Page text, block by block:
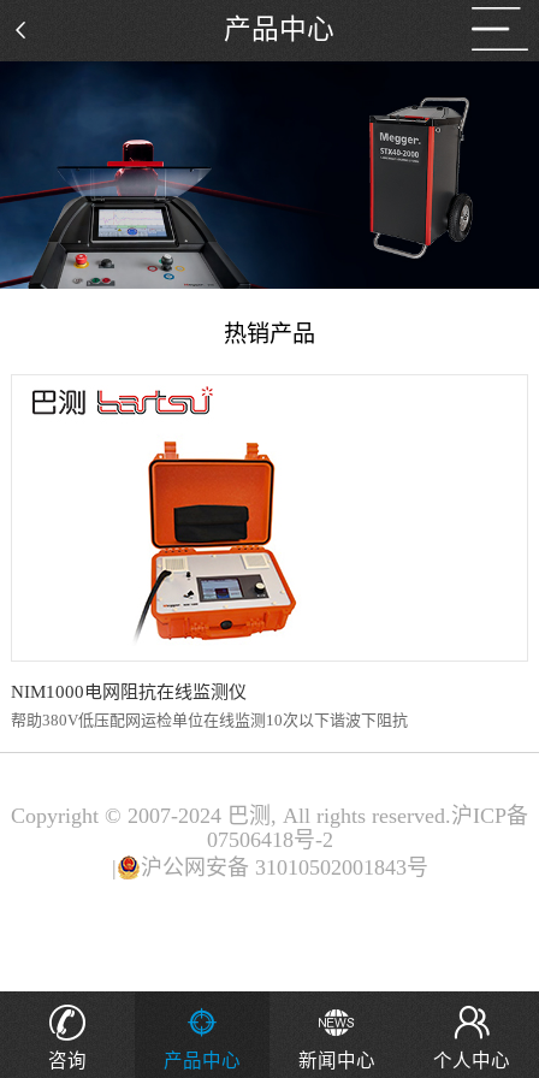
产品中心
热销产品
NIM1000电网阻抗在线监测仪
帮助380V低压配网运检单位在线监测10次以下谐波下阻抗
Copyright © 2007-2024 巴测, All rights reserved.沪ICP备
07506418号-2
|
沪公网安备 31010502001843号
咨询 产品中心 新闻中心 个人中心